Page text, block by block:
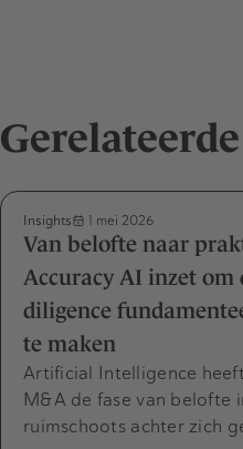
Insights 1 mei 2026
Van belofte naar
Accuracy AI inzet om
diligence
te maken
Artificial Intelligence
M&A de fase van belofte
ruimschoots achter zich